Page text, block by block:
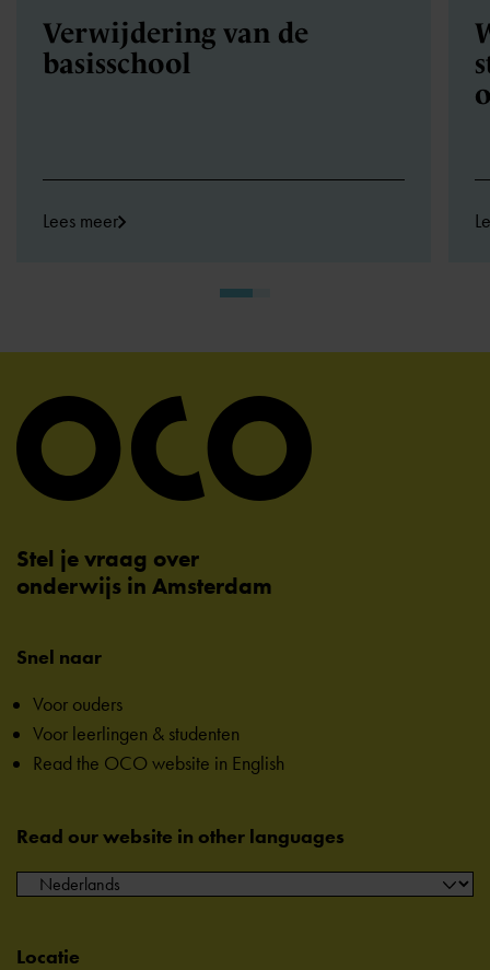
Verwijdering van de
basisschool
Lees meer
Stel je vraag over
onderwijs in Amsterdam
Snel naar
Voor ouders
Voor leerlingen & studenten
Read the OCO website in English
Read our website in other languages
Locatie